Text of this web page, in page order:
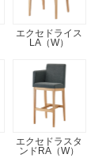
エクセドライス
LA（W）
エクセドラスタ
ンドRA（W）